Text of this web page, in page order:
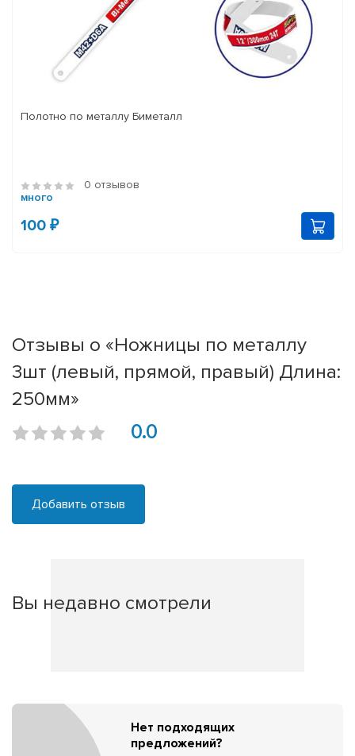
Полотно по металлу Биметалл
0 отзывов
много
100 ₽
Отзывы о «Ножницы по металлу
3шт (левый, прямой, правый) Длина:
250мм»
0.0
Добавить отзыв
Вы недавно смотрели
Нет подходящих
предложений?